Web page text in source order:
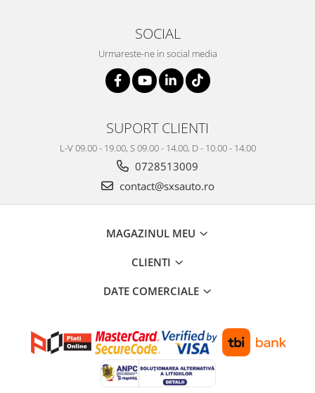
SOCIAL
Urmareste-ne in social media
SUPORT CLIENTI
L-V 09.00 - 19.00, S 09.00 - 14.00, D - 10.00 - 14.00
0728513009
contact@sxsauto.ro
MAGAZINUL MEU
CLIENTI
DATE COMERCIALE